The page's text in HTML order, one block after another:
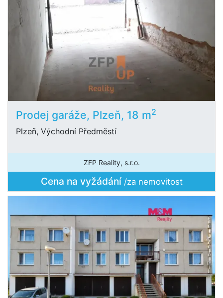
Prodej garáže, Plzeň, 18 m2
Plzeň, Východní Předměstí
ZFP Reality, s.r.o.
Cena na vyžádání /za nemovitost